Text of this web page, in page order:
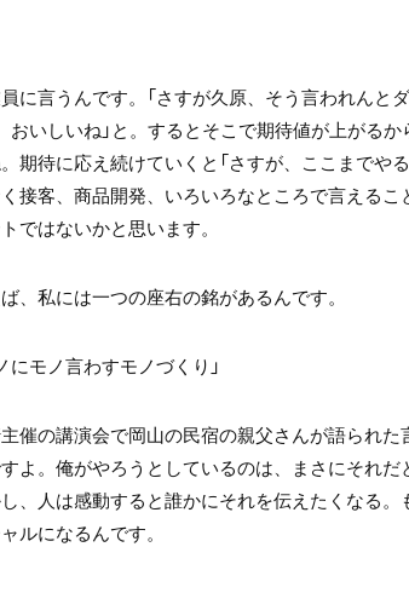
に言うんです。「さすが久原、そう言われんと
おいしいね」と。するとそこで期待値が上がる
期待に応え続けていくと「さすが、ここまでや
接客、商品開発、いろいろなところで言える
ではないかと思います。
、私には一つの座右の銘があるんです。
にモノ言わすモノづくり」
催の講演会で岡山の民宿の親父さんが語られ
よ。俺がやろうとしているのは、まさにそれ
、人は感動すると誰かにそれを伝えたくなる
ルになるんです。